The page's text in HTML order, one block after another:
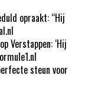
opraakt: “Hij
Verstappen: ‘Hij
steun voor